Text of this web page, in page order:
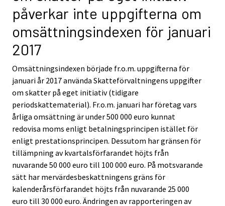
påverkar inte uppgifterna om
omsättningsindexen för januari
2017
Omsättningsindexen började fr.o.m. uppgifterna för
januari år 2017 använda Skatteförvaltningens uppgifter
om skatter på eget initiativ (tidigare
periodskattematerial). Fr.o.m. januari har företag vars
årliga omsättning är under 500 000 euro kunnat
redovisa moms enligt betalningsprincipen istället för
enligt prestationsprincipen. Dessutom har gränsen för
tillämpning av kvartalsförfarandet höjts från
nuvarande 50 000 euro till 100 000 euro. På motsvarande
sätt har mervärdesbeskattningens gräns för
kalenderårsförfarandet höjts från nuvarande 25 000
euro till 30 000 euro. Ändringen av rapporteringen av